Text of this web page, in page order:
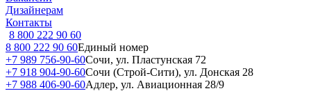
Дизайнерам
Контакты
8 800 222 90 60
8 800 222 90 60Единый номер
+7 989 756-90-60Сочи, ул. Пластунская 72
+7 918 904-90-60Сочи (Строй-Сити), ул. Донская 28
+7 988 406-90-60Адлер, ул. Авиационная 28/9